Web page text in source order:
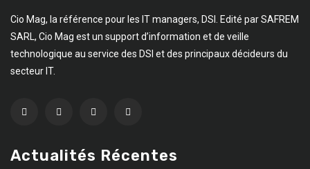
Cio Mag, la référence pour les IT managers, DSI. Edité par SAFREM
SARL, Cio Mag est un support d’information et de veille
technologique au service des DSI et des principaux décideurs du
secteur IT.
Actualités Récentes